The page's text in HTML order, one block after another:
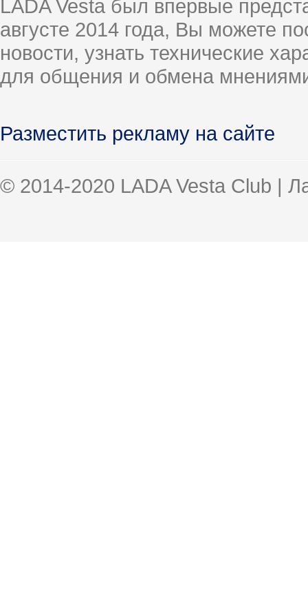
LADA Vesta был впервые
августе 2014 года, Вы можете
новости, узнать технические
для общения и обмена
Разместить рекламу на сайте
© 2014-2020 LADA Vesta Club |